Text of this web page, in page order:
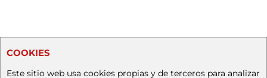
COOKIES
Este sitio web usa cookies propias y de terceros para analizar